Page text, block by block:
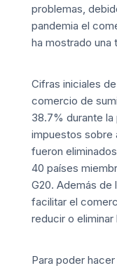
problemas,
pandemia el
ha mostrado una
Cifras iniciales
comercio de
38.7% durante
impuestos sobre
fueron
40 países
G20. Además de
facilitar el
reducir o
Para poder